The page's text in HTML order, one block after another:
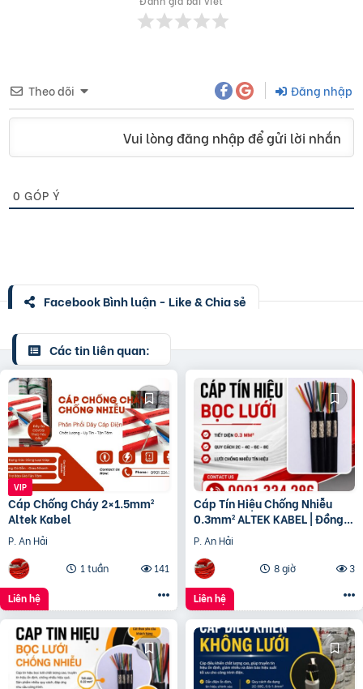
Theo dõi Đăng nhập
Vui lòng đăng nhập để gửi lời nhắn
0 GÓP Ý
Facebook Bình luận - Like & Chia sẻ
Các tin liên quan:
Cáp Chống Cháy 2×1.5mm²
Altek Kabel
P. An Hải
1 tuần
141
Liên hệ
Cáp Tín Hiệu Chống Nhiễu
0.3mm² ALTEK KABEL | Đồng
Nguyên Chất 100%
P. An Hải
8 giờ
3
Liên hệ